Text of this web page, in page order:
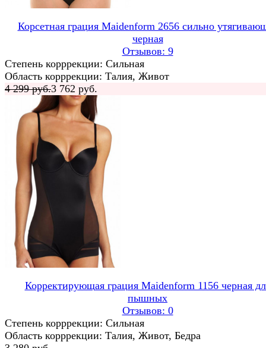
Корсетная грация Maidenform 2656 сильно
черная
Отзывов: 9
Степень корррекции: Сильная
Область корррекции: Талия, Живот
4 299 руб.3 762 руб.
Корректирующая грация Maidenform 1156 черная
пышных
Отзывов: 0
Степень корррекции: Сильная
Область корррекции: Талия, Живот, Бедра